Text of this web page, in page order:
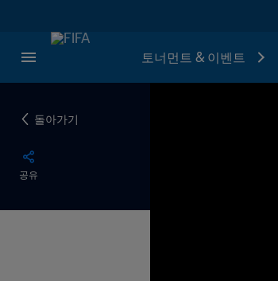
토너먼트 & 이벤트
돌아가기
공유